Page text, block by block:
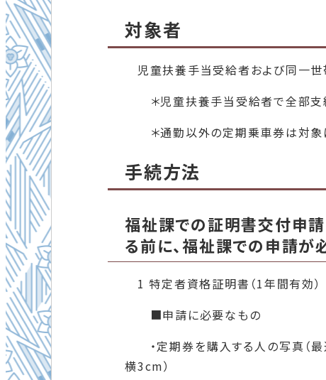
対象者
児童扶養手当受給者および同一世
＊児童扶養手当受給者で全部支
＊通勤以外の定期乗車券は対象
手続方法
福祉課での証明書
る前に、福祉課での申請が
1 特定者資格証明書（1年間有効）
■申請に必要なもの
・定期券を購入する人の写真（最
横3cm）